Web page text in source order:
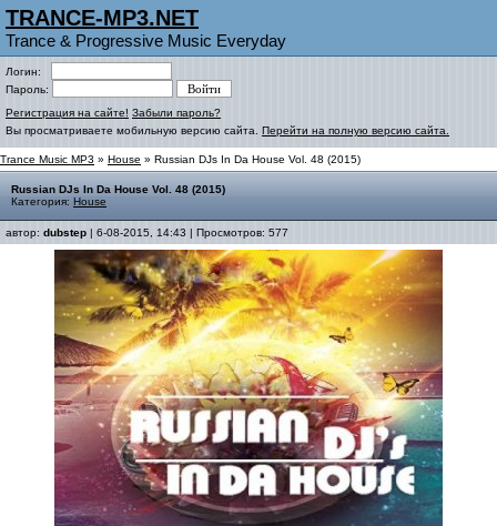
TRANCE-MP3.NET
Trance & Progressive Music Everyday
Логин:
Пароль:
Регистрация на сайте! Забыли пароль?
Вы просматриваете мобильную версию сайта. Перейти на полную версию сайта.
Trance Music MP3 » House » Russian DJs In Da House Vol. 48 (2015)
Russian DJs In Da House Vol. 48 (2015)
Категория: House
автор: dubstep | 6-08-2015, 14:43 | Просмотров: 577